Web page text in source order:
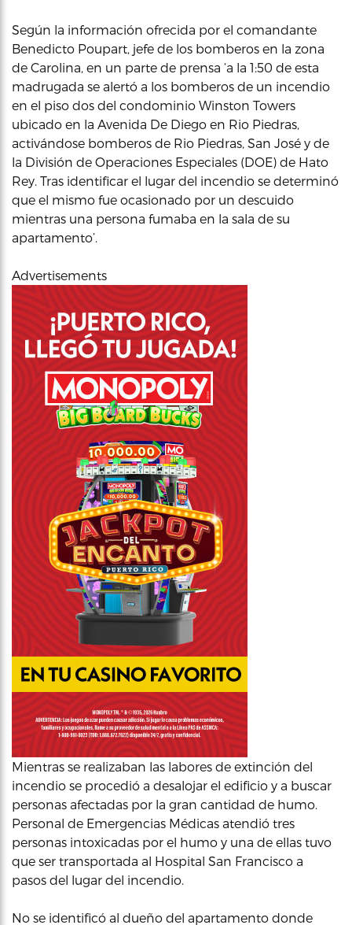
Según la información ofrecida por el comandante
Benedicto Poupart, jefe de los bomberos en la zona
de Carolina, en un parte de prensa ‘a la 1:50 de esta
madrugada se alertó a los bomberos de un incendio
en el piso dos del condominio Winston Towers
ubicado en la Avenida De Diego en Rio Piedras,
activándose bomberos de Rio Piedras, San José y de
la División de Operaciones Especiales (DOE) de Hato
Rey. Tras identificar el lugar del incendio se determinó
que el mismo fue ocasionado por un descuido
mientras una persona fumaba en la sala de su
apartamento’.
Advertisements
Mientras se realizaban las labores de extinción del
incendio se procedió a desalojar el edificio y a buscar
personas afectadas por la gran cantidad de humo.
Personal de Emergencias Médicas atendió tres
personas intoxicadas por el humo y una de ellas tuvo
que ser transportada al Hospital San Francisco a
pasos del lugar del incendio.
No se identificó al dueño del apartamento donde